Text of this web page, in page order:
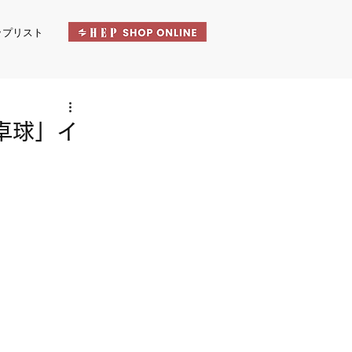
リスト
球」イ